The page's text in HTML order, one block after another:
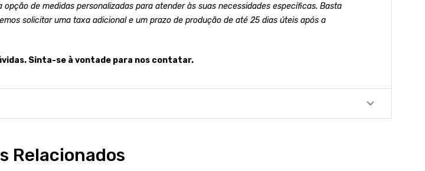
de medidas personalizadas para atender às suas necessidades específicas. Basta
solicitar uma taxa adicional e um prazo de produção de até 25 dias úteis após a
Sinta-se à vontade para nos contatar.
Relacionados